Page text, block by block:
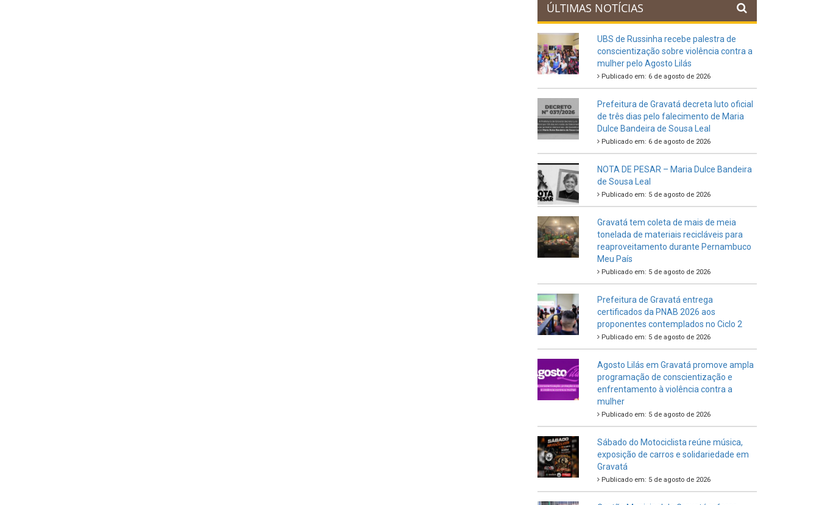
ÚLTIMAS NOTÍCIAS
UBS de Russinha recebe palestra de
conscientização sobre violência contra a
mulher pelo Agosto Lilás
Publicado em: 6 de agosto de 2026
Prefeitura de Gravatá decreta luto oficial
de três dias pelo falecimento de Maria
Dulce Bandeira de Sousa Leal
Publicado em: 6 de agosto de 2026
NOTA DE PESAR – Maria Dulce Bandeira
de Sousa Leal
Publicado em: 5 de agosto de 2026
Gravatá tem coleta de mais de meia
tonelada de materiais recicláveis para
reaproveitamento durante Pernambuco
Meu País
Publicado em: 5 de agosto de 2026
Prefeitura de Gravatá entrega
certificados da PNAB 2026 aos
proponentes contemplados no Ciclo 2
Publicado em: 5 de agosto de 2026
Agosto Lilás em Gravatá promove ampla
programação de conscientização e
enfrentamento à violência contra a
mulher
Publicado em: 5 de agosto de 2026
Sábado do Motociclista reúne música,
exposição de carros e solidariedade em
Gravatá
Publicado em: 5 de agosto de 2026